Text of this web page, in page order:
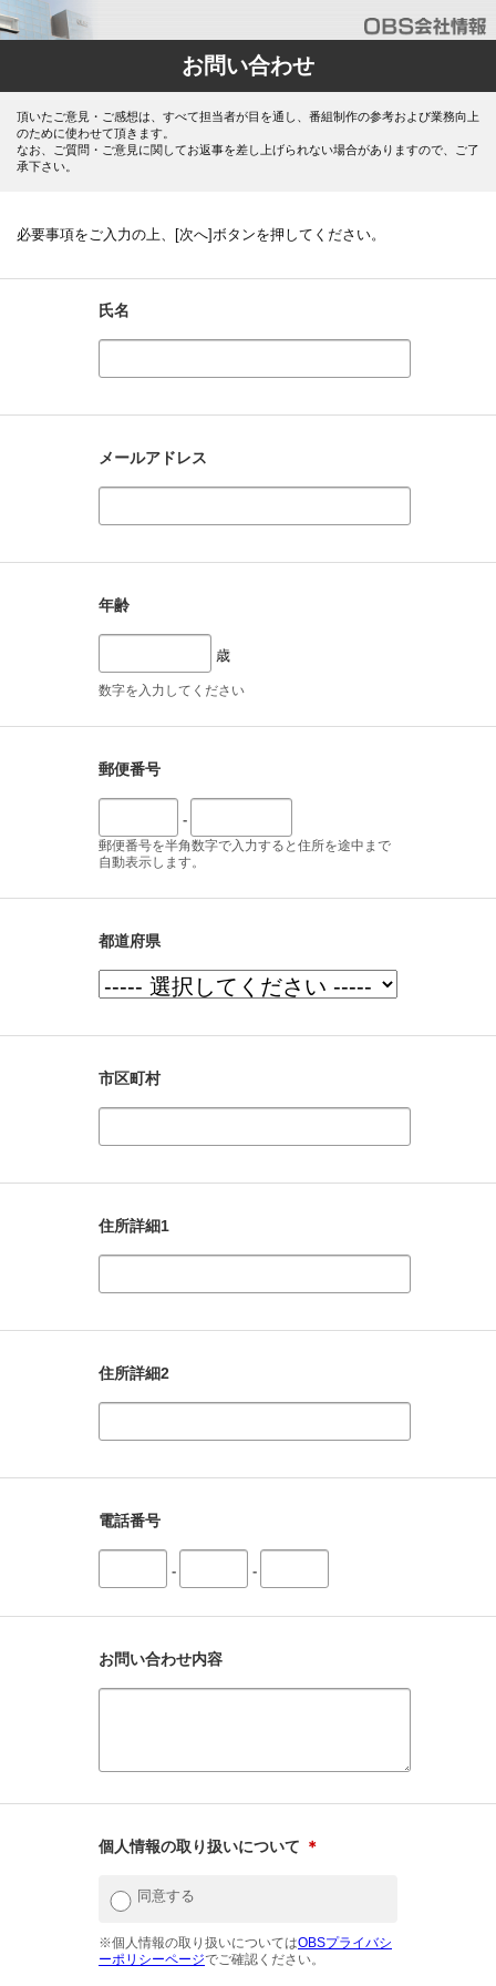
お問い合わせ
頂いたご意見・ご感想は、すべて担当者が目を通し、番組制作の参考および業務向上
のために使わせて頂きます。
なお、ご質問・ご意見に関してお返事を差し上げられない場合がありますので、ご了
承下さい。
必要事項をご入力の上、[次へ]ボタンを押してください。
氏名
メールアドレス
年齢
歳
数字を入力してください
郵便番号
-
郵便番号を半角数字で入力すると住所を途中まで
自動表示します。
都道府県
市区町村
住所詳細1
住所詳細2
電話番号
- -
お問い合わせ内容
個人情報の取り扱いについて ＊
同意する
※個人情報の取り扱いについてはOBSプライバシ
ーポリシーページでご確認ください。